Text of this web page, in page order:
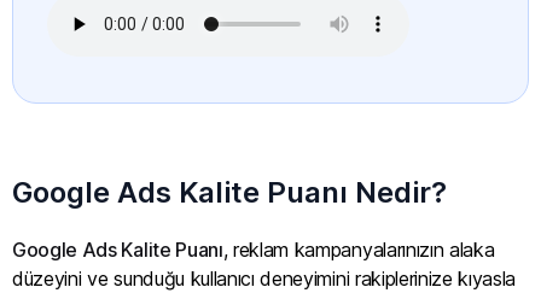
Google Ads Kalite Puanı Nedir?
Google Ads Kalite Puanı, reklam kampanyalarınızın alaka
düzeyini ve sunduğu kullanıcı deneyimini rakiplerinize kıyasla